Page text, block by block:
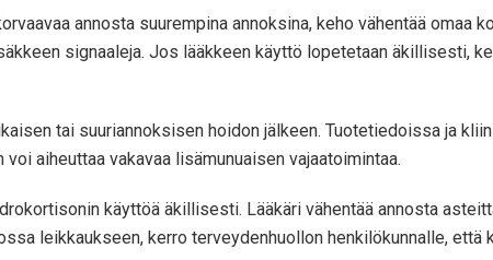
annosta suurempina annoksina, keho vähentää omaa
signaaleja. Jos lääkkeen käyttö lopetetaan äkillisesti,
tai suuriannoksisen hoidon jälkeen. Tuotetiedoissa ja
aiheuttaa vakavaa lisämunuaisen vajaatoimintaa.
käyttöä äkillisesti. Lääkäri vähentää annosta
leikkaukseen, kerro terveydenhuollon henkilökunnalle,